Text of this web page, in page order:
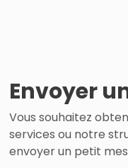
Envoyer
Vous souhaitez
services ou notre
envoyer un petit